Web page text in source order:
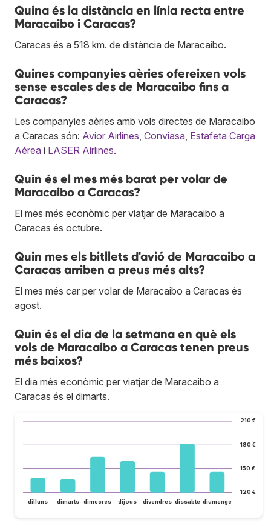
Quina és la distància en línia recta entre
Maracaibo i Caracas?
Caracas és a 518 km. de distància de Maracaibo.
Quines companyies aèries ofereixen vols
sense escales des de Maracaibo fins a
Caracas?
Les companyies aèries amb vols directes de Maracaibo
a Caracas són: Avior Airlines Conviasa Estafeta Carga
Aérea i LASER Airlines.
Quin és el mes més barat per volar de
Maracaibo a Caracas?
El mes més econòmic per viatjar de Maracaibo a
Caracas és octubre.
Quin mes els bitllets d'avió de Maracaibo a
Caracas arriben a preus més alts?
El mes més car per volar de Maracaibo a Caracas és
agost.
Quin és el dia de la setmana en què els
vols de Maracaibo a Caracas tenen preus
més baixos?
El dia més econòmic per viatjar de Maracaibo a
Caracas és el dimarts.
120 €
150 €
180 €
210 €
dilluns dimarts dimecres dijous divendres dissabte diumenge